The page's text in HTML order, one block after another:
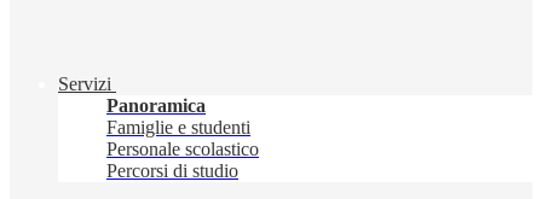
Servizi
Panoramica
Famiglie e studenti
Personale scolastico
Percorsi di studio